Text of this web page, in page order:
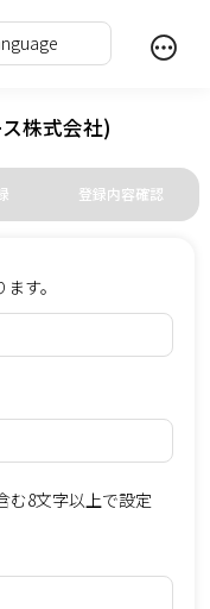
株式会社)
登録内容確認
す。
む8文字以上で設定